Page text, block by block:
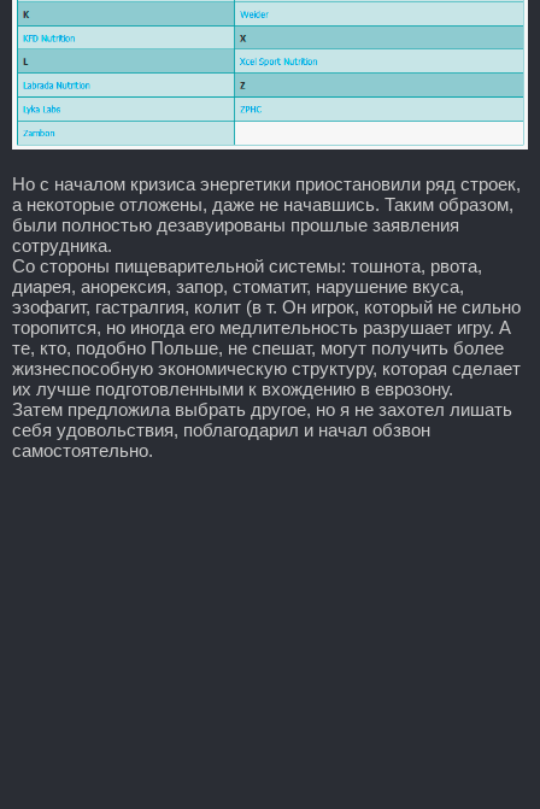
Но с началом кризиса энергетики приостановили ряд строек,
а некоторые отложены, даже не начавшись. Таким образом,
были полностью дезавуированы прошлые заявления
сотрудника.
Со стороны пищеварительной системы: тошнота, рвота,
диарея, анорексия, запор, стоматит, нарушение вкуса,
эзофагит, гастралгия, колит (в т. Он игрок, который не сильно
торопится, но иногда его медлительность разрушает игру. А
те, кто, подобно Польше, не спешат, могут получить более
жизнеспособную экономическую структуру, которая сделает
их лучше подготовленными к вхождению в еврозону.
Затем предложила выбрать другое, но я не захотел лишать
себя удовольствия, поблагодарил и начал обзвон
самостоятельно.